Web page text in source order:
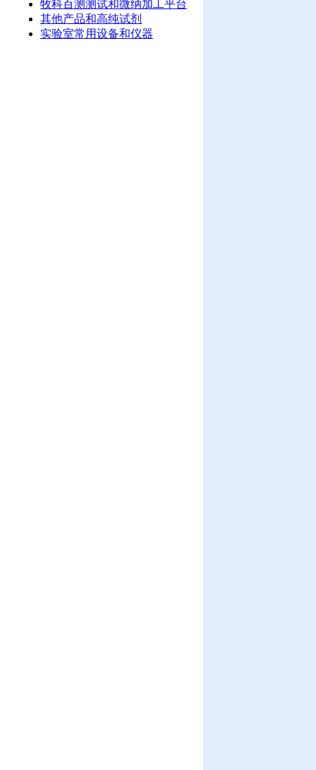
牧科百测测试和微纳加工平台
其他产品和高纯试剂
实验室常用设备和仪器